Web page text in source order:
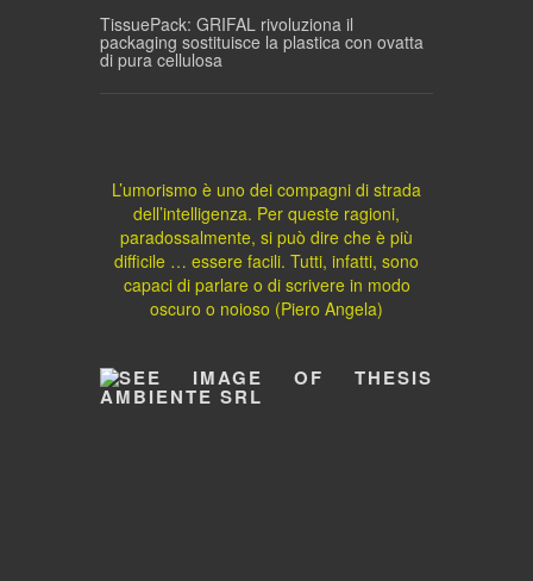
TissuePack: GRIFAL rivoluziona il
packaging sostituisce la plastica con ovatta
di pura cellulosa
L’umorismo è uno dei compagni di strada
dell’intelligenza. Per queste ragioni,
paradossalmente, si può dire che è più
difficile … essere facili. Tutti, infatti, sono
capaci di parlare o di scrivere in modo
oscuro o noioso (Piero Angela)